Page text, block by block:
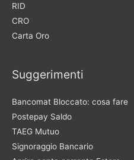
RID
CRO
Carta Oro
Suggerimenti
Bancomat Bloccato: cosa fare
Postepay Saldo
TAEG Mutuo
Signoraggio Bancario